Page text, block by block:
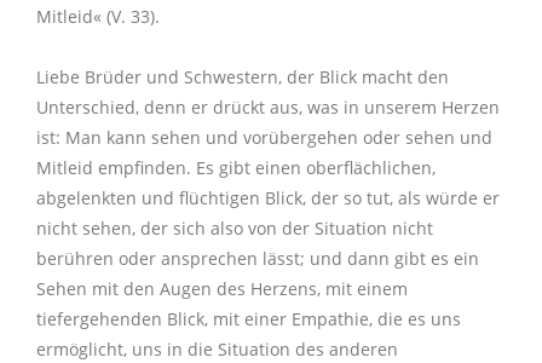
Aktuelles19
Mitleid« (V. 33).
Liebe Brüder und Schwestern, der Blick macht den
Unterschied, denn er drückt aus, was in unserem Herzen
ist: Man kann sehen und vorübergehen oder sehen und
Mitleid empfinden. Es gibt einen oberflächlichen,
abgelenkten und flüchtigen Blick, der so tut, als würde er
nicht sehen, der sich also von der Situation nicht
berühren oder ansprechen lässt; und dann gibt es ein
Sehen mit den Augen des Herzens, mit einem
tiefergehenden Blick, mit einer Empathie, die es uns
ermöglicht, uns in die Situation des anderen